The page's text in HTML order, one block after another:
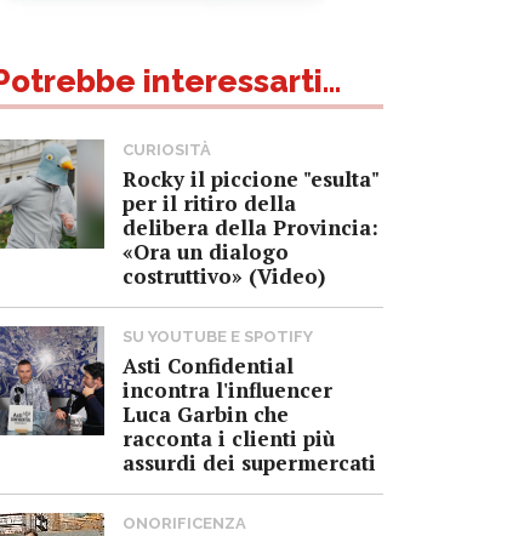
interessarti...
CURIOSITÀ
Rocky il piccione "esulta"
per il ritiro della
delibera della Provincia:
«Ora un dialogo
costruttivo» (Video)
SU YOUTUBE E SPOTIFY
Asti Confidential
incontra l'influencer
Luca Garbin che
racconta i clienti più
assurdi dei supermercati
ONORIFICENZA